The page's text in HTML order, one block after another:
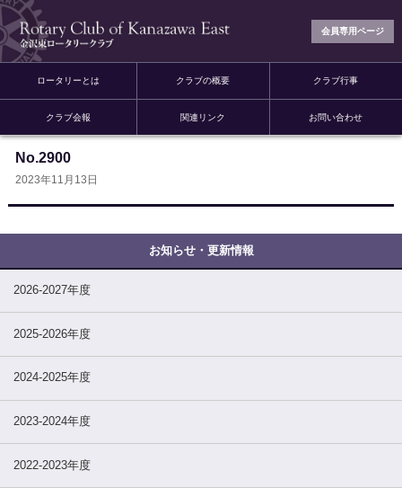
会員専用ページ
ロータリーとは クラブの概要 クラブ行事
クラブ会報 関連リンク お問い合わせ
No.2900
2023年11月13日
2026-2027年度
2025-2026年度
2024-2025年度
2023-2024年度
2022-2023年度